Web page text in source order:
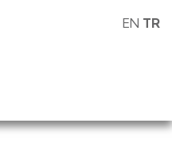
EN TR